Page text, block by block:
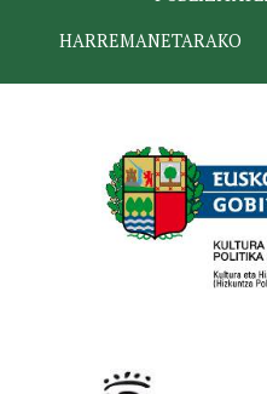
HARREMANETARAKO